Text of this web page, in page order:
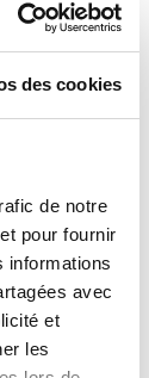
des cookies
de notre
pour fournir
informations
avec
et
les
les
400
pour
La